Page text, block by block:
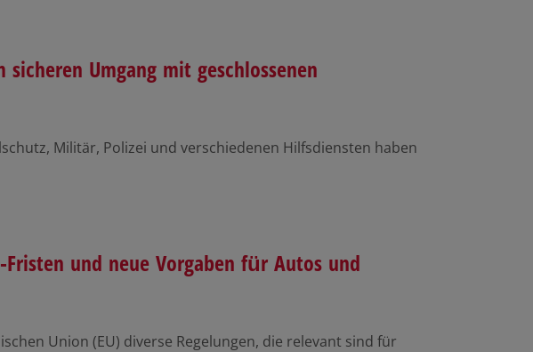
Umgang mit geschlossenen
Militär, Polizei und verschiedenen Hilfsdiensten haben
und neue Vorgaben für Autos und
Union (EU) diverse Regelungen, die relevant sind für